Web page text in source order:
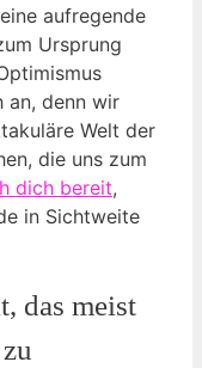
aufregende
Ursprung
an,​ denn wir
​Welt der
die uns zum
dich bereit,
in Sichtweite⁤
das⁣ meist